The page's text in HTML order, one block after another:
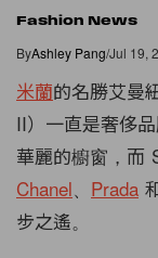
Fashion News
ByAshley Pang/Jul 19,
米蘭的名勝艾曼
II）一直是奢侈
華麗的櫥窗，而
Chanel
Prada
步之遙。